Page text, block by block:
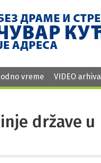
vreme VIDEO arhiva
države u